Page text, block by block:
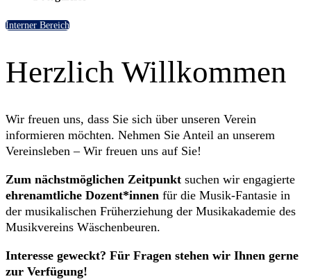
Interner Bereich
Herzlich Willkommen
Wir freuen uns, dass Sie sich über unseren Verein
informieren möchten. Nehmen Sie Anteil an unserem
Vereinsleben – Wir freuen uns auf Sie!
Zum nächstmöglichen Zeitpunkt suchen wir engagierte
ehrenamtliche Dozent*innen für die Musik-Fantasie in
der musikalischen Früherziehung der Musikakademie des
Musikvereins Wäschenbeuren.
Interesse geweckt? Für Fragen stehen wir Ihnen gerne
zur Verfügung!